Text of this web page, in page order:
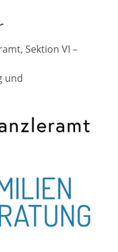
Sektion VI –
und